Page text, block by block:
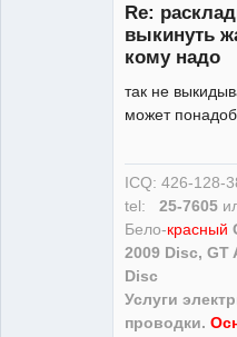
Re:
выкинуть
кому надо
так не
может
ICQ: 426-
tel: 25-7605
Бело-красный
2009 Disc, GT
Disc
Услуги
проводки.